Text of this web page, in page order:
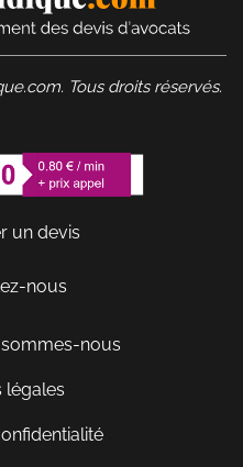
Tous droits réservés.
un devis
nous
nous
légales